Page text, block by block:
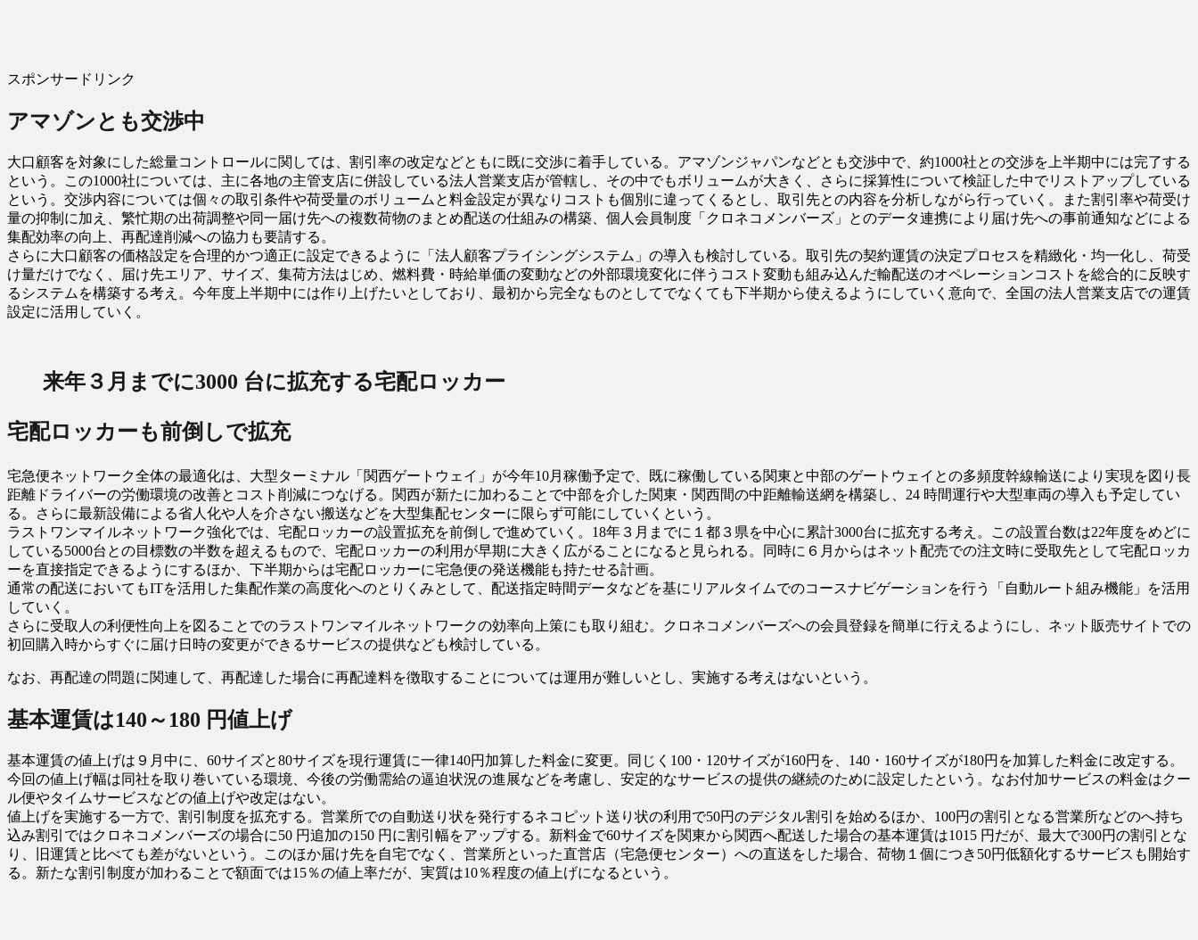
スポンサードリンク
アマゾンとも交渉中
大口顧客を対象にした総量コントロールに関しては、割引率の改定などともに既に交渉に着手している。アマゾンジャパンなどとも交渉中で、約1000社との交渉を上半期中には完了する
という。この1000社については、主に各地の主管支店に併設している法人営業支店が管轄し、その中でもボリュームが大きく、さらに採算性について検証した中でリストアップしている
という。交渉内容については個々の取引条件や荷受量のボリュームと料金設定が異なりコストも個別に違ってくるとし、取引先との内容を分析しながら行っていく。また割引率や荷受け
量の抑制に加え、繁忙期の出荷調整や同一届け先への複数荷物のまとめ配送の仕組みの構築、個人会員制度「クロネコメンバーズ」とのデータ連携により届け先への事前通知などによる
集配効率の向上、再配達削減への協力も要請する。
さらに大口顧客の価格設定を合理的かつ適正に設定できるように「法人顧客プライシングシステム」の導入も検討している。取引先の契約運賃の決定プロセスを精緻化・均一化し、荷受
け量だけでなく、届け先エリア、サイズ、集荷方法はじめ、燃料費・時給単価の変動などの外部環境変化に伴うコスト変動も組み込んだ輸配送のオペレーションコストを総合的に反映す
るシステムを構築する考え。今年度上半期中には作り上げたいとしており、最初から完全なものとしてでなくても下半期から使えるようにしていく意向で、全国の法人営業支店での運賃
設定に活用していく。
来年３月までに3000 台に拡充する宅配ロッカー
宅配ロッカーも前倒しで拡充
宅急便ネットワーク全体の最適化は、大型ターミナル「関西ゲートウェイ」が今年10月稼働予定で、既に稼働している関東と中部のゲートウェイとの多頻度幹線輸送により実現を図り長
距離ドライバーの労働環境の改善とコスト削減につなげる。関西が新たに加わることで中部を介した関東・関西間の中距離輸送網を構築し、24 時間運行や大型車両の導入も予定してい
る。さらに最新設備による省人化や人を介さない搬送などを大型集配センターに限らず可能にしていくという。
ラストワンマイルネットワーク強化では、宅配ロッカーの設置拡充を前倒しで進めていく。18年３月までに１都３県を中心に累計3000台に拡充する考え。この設置台数は22年度をめどに
している5000台との目標数の半数を超えるもので、宅配ロッカーの利用が早期に大きく広がることになると見られる。同時に６月からはネット配売での注文時に受取先として宅配ロッカ
ーを直接指定できるようにするほか、下半期からは宅配ロッカーに宅急便の発送機能も持たせる計画。
通常の配送においてもITを活用した集配作業の高度化へのとりくみとして、配送指定時間データなどを基にリアルタイムでのコースナビゲーションを行う「自動ルート組み機能」を活用
していく。
さらに受取人の利便性向上を図ることでのラストワンマイルネットワークの効率向上策にも取り組む。クロネコメンバーズへの会員登録を簡単に行えるようにし、ネット販売サイトでの
初回購入時からすぐに届け日時の変更ができるサービスの提供なども検討している。
なお、再配達の問題に関連して、再配達した場合に再配達料を徴取することについては運用が難しいとし、実施する考えはないという。
基本運賃は140～180 円値上げ
基本運賃の値上げは９月中に、60サイズと80サイズを現行運賃に一律140円加算した料金に変更。同じく100・120サイズが160円を、140・160サイズが180円を加算した料金に改定する。
今回の値上げ幅は同社を取り巻いている環境、今後の労働需給の逼迫状況の進展などを考慮し、安定的なサービスの提供の継続のために設定したという。なお付加サービスの料金はクー
ル便やタイムサービスなどの値上げや改定はない。
値上げを実施する一方で、割引制度を拡充する。営業所での自動送り状を発行するネコピット送り状の利用で50円のデジタル割引を始めるほか、100円の割引となる営業所などのへ持ち
込み割引ではクロネコメンバーズの場合に50 円追加の150 円に割引幅をアップする。新料金で60サイズを関東から関西へ配送した場合の基本運賃は1015 円だが、最大で300円の割引とな
り、旧運賃と比べても差がないという。このほか届け先を自宅でなく、営業所といった直営店（宅急便センター）への直送をした場合、荷物１個につき50円低額化するサービスも開始す
る。新たな割引制度が加わることで額面では15％の値上率だが、実質は10％程度の値上げになるという。